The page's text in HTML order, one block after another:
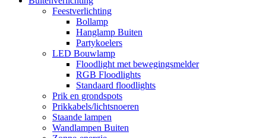
Feestverlichting
Bollamp
Hanglamp Buiten
Partykoelers
LED Bouwlamp
Floodlight met bewegingsmelder
RGB Floodlights
Standaard floodlights
Prik en grondspots
Prikkabels/lichtsnoeren
Staande lampen
Wandlampen Buiten